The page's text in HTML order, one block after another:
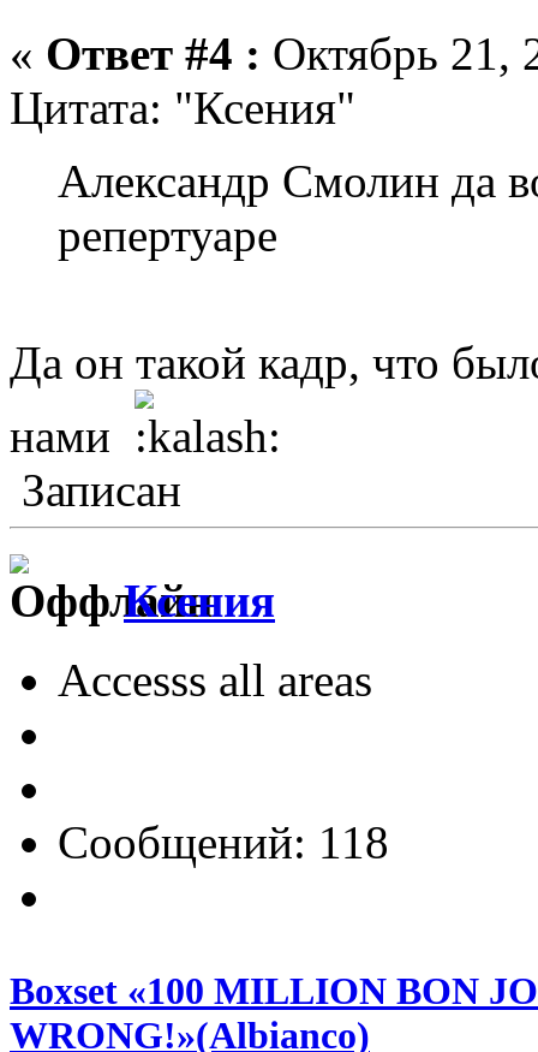
« Ответ #4 : Октябрь 21,
Цитата: "Ксения"
Александр Смолин да
репертуаре
Да он такой кадр, что
нами
Записан
Ксения
Accesss all areas
Сообщений: 118
Boxset «100 MILLION BON
WRONG!»(Albianco)